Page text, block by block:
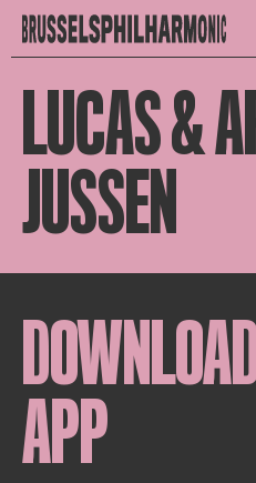
LUCAS &
JUSSEN
APP